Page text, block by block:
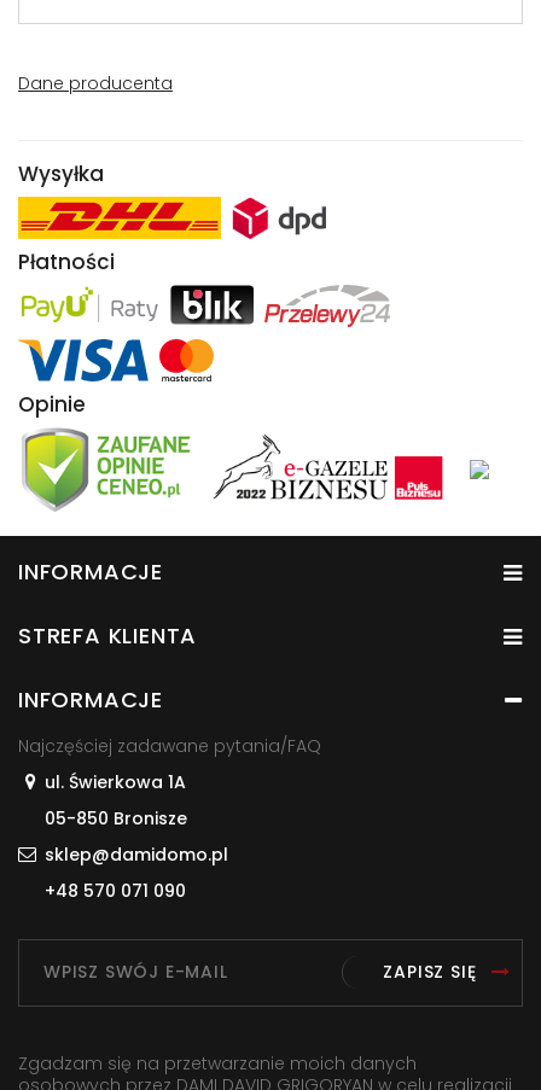
Dane producenta
Wysyłka
Płatności
Opinie
INFORMACJE
STREFA KLIENTA
INFORMACJE
Najczęściej zadawane pytania/FAQ
ul. Świerkowa 1A
05-850 Bronisze
sklep@damidomo.pl
+48 570 071 090
ZAPISZ SIĘ
Zgadzam się na przetwarzanie moich danych
osobowych przez DAMI DAVID GRIGORYAN w celu realizacji